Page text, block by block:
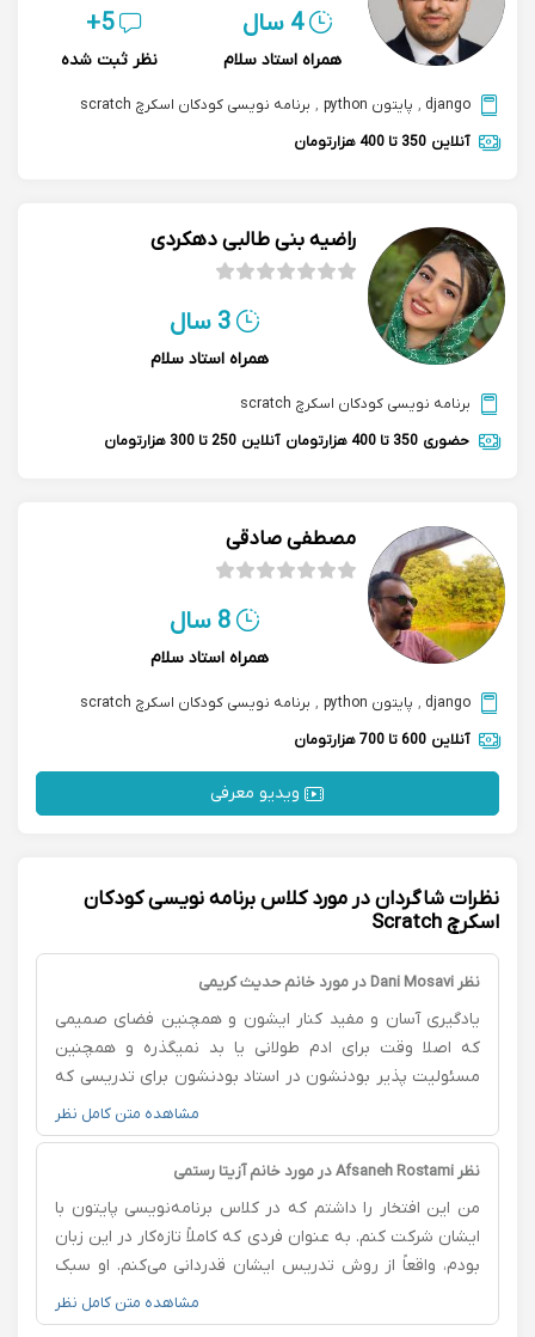
4 سال
همراه استاد سلام
5+
نظر ثبت شده
django
, پایتون python , برنامه نویسی کودکان اسکرچ scratch
آنلاین 350 تا 400 هزارتومان
راضیه بنی طالبی دهکردی
3 سال
همراه استاد سلام
برنامه نویسی کودکان اسکرچ scratch
حضوری 350 تا 400 هزارتومان آنلاین 250 تا 300 هزارتومان
مصطفی صادقی
8 سال
همراه استاد سلام
django
, پایتون python , برنامه نویسی کودکان اسکرچ scratch
آنلاین 600 تا 700 هزارتومان
ویدیو معرفی
نظرات شاگردان در مورد کلاس برنامه نویسی کودکان
اسکرچ Scratch
نظر Dani Mosavi در مورد خانم حدیث کریمی
یادگیری آسان و مفید کنار ایشون و همچنین فضای صمیمی
که اصلا وقت برای ادم طولانی یا بد نمیگذره و همچنین
مسئولیت پذیر بودنشون در استاد بودنشون برای تدریسی که
دارن و همچنین تکنیک های بسیار مفید و مهم و یادگیری
کامل، من که کاملن راضی بودم و یادگیری کنار ایشون و
هنرجو بودن همراه همچین استاد خوبی باعث افتخارم بود
مشاهده متن کامل نظر
نظر Afsaneh Rostami در مورد خانم آزیتا رستمی
من این افتخار را داشتم که در کلاس برنامه‌نویسی پایتون با
ایشان شرکت کنم. به عنوان فردی که کاملاً تازه‌کار در این زبان
بودم، واقعاً از روش تدریس ایشان قدردانی می‌کنم. او سبک
آموزشی بسیار منظم و ساختاریافته‌ای داشت که درک مفاهیم
را برای ما آسان می‌کرد. یکی از بهترین جنبه‌های تدریس ایشان
مشاهده متن کامل نظر